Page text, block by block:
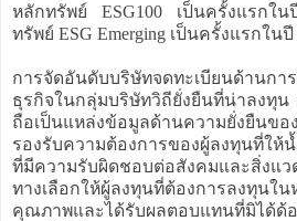
หลักทรัพย์ ESG100 เป็นครั้งแรกใ
ทรัพย์ ESG Emerging เป็นครั้งแรกในปี
การจัดอันดับบริษัทจดทะเบียนด้านกา
ธุรกิจในกลุ่มบริษัทวิถียั่งยืนที่น่าลงทุน
ถือเป็นแหล่งข้อมูลด้านความยั่งยืนข
รองรับความต้องการของผู้ลงทุนที่ให้
ที่มีความรับผิดชอบต่อสังคมและสิ่งแ
ทางเลือกให้ผู้ลงทุนที่ต้องการลงทุนใ
คุณภาพและได้รับผลตอบแทนที่มิได้ด้